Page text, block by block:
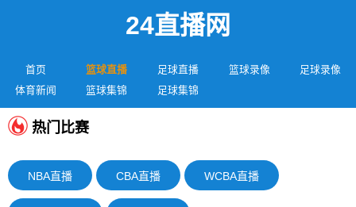
24直播网
首页 篮球直播 足球直播 篮球录像
足球录像
体育新闻
篮球集锦 足球集锦
热门比赛
NBA直播 CBA直播 WCBA直播